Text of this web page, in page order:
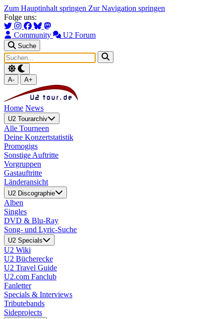
Zum Hauptinhalt springen Zur Navigation springen
Folge uns:
Community U2 Forum
Suche
A- A+
Home News
U2 Tourarchiv
Alle Tourneen
Deine Konzertstatistik
Promogigs
Sonstige Auftritte
Vorgruppen
Gastauftritte
Länderansicht
U2 Discographie
Alben
Singles
DVD & Blu-Ray
Song- und Lyric-Suche
U2 Specials
U2 Wiki
U2 Bücherecke
U2 Travel Guide
U2.com Fanclub
Fanletter
Specials & Interviews
Tributebands
Sideprojects